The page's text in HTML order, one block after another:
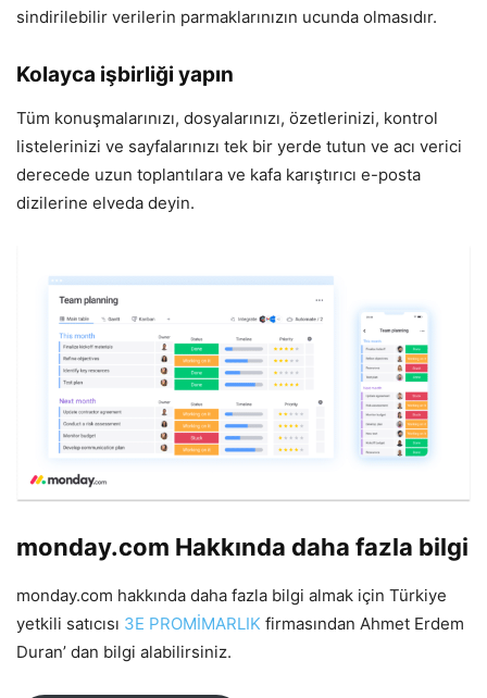
sindirilebilir verilerin parmaklarınızın ucunda olmasıdır.
Kolayca işbirliği yapın
Tüm konuşmalarınızı, dosyalarınızı, özetlerinizi, kontrol
listelerinizi ve sayfalarınızı tek bir yerde tutun ve acı verici
derecede uzun toplantılara ve kafa karıştırıcı e-posta
dizilerine elveda deyin.
monday.com Hakkında daha fazla bilgi
monday.com hakkında daha fazla bilgi almak için Türkiye
yetkili satıcısı 3E PROMİMARLIK firmasından Ahmet Erdem
Duran’ dan bilgi alabilirsiniz.